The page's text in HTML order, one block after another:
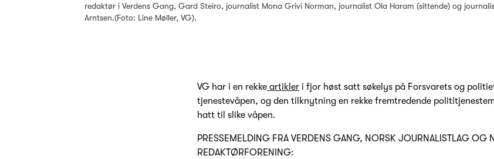
redaktør i Verdens Gang, Gard Steiro, journalist Mona Grivi Norman, journalist Ola Haram (sittende) og
Arntsen.(Foto: Line Møller, VG).
VG har i en rekke artikler i fjor høst satt søkelys på Forsvarets og
tjenestevåpen, og den tilknytning en rekke fremtredende
hatt til slike våpen.
PRESSEMELDING FRA VERDENS GANG, NORSK JOURNALISTLAG OG
REDAKTØRFORENING: